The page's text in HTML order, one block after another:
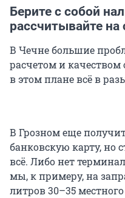
Берите с собой
рассчитывайте на
В Чечне большие
расчетом и
в этом плане всё в
В Грозном еще
банковскую карту, но
всё. Либо нет
мы, к примеру, на
литров 30–35